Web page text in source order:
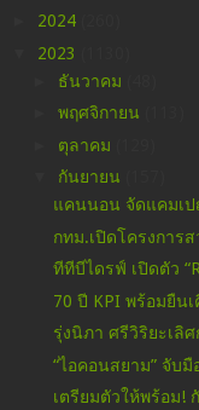
2024
2023
ธันวาคม
พฤศจิกายน
ตุลาคม
กันยายน
แคนนอน จัดแคมเป
กทม.เปิดโครงการ
ทีทีบีไดรฟ์ เปิดตัว
70 ปี KPI พร้อมยืน
รุ่งนิภา ศรีวิริยะเลิ
“ไอคอนสยาม” จับมื
เตรียมตัวให้พร้อม!